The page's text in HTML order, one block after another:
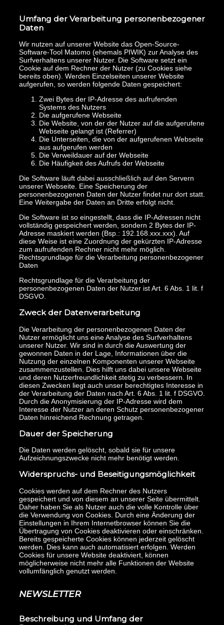
Impressum
Umfang der Verarbeitung personenbezogener
Daten
Wir nutzen auf unserer Website das Open-Source-
Software-Tool Matomo (ehemals PIWIK) zur Analyse des
Surfverhaltens unserer Nutzer. Die Software setzt ein
Cookie auf dem Rechner der Nutzer (zu Cookies siehe
bereits oben). Werden Einzelseiten unserer Website
aufgerufen, so werden folgende Daten gespeichert:
Zwei Bytes der IP-Adresse des aufrufenden
Systems des Nutzers
Die aufgerufene Webseite
Die Website, von der der Nutzer auf die aufgerufene
Webseite gelangt ist (Referrer)
Die Unterseiten, die von der aufgerufenen Webseite
aus aufgerufen werden
Die Verweildauer auf der Webseite
Die Häufigkeit des Aufrufs der Webseite
Die Software läuft dabei ausschließlich auf den Servern
unserer Webseite. Eine Speicherung der
personenbezogenen Daten der Nutzer findet nur dort statt.
Eine Weitergabe der Daten an Dritte erfolgt nicht.
Die Software ist so eingestellt, dass die IP-Adressen nicht
vollständig gespeichert werden, sondern 2 Bytes der IP-
Adresse maskiert werden (Bsp.: 192.168.xxx.xxx). Auf
diese Weise ist eine Zuordnung der gekürzten IP-Adresse
zum aufrufenden Rechner nicht mehr möglich.
Rechtsgrundlage für die Verarbeitung personenbezogener
Daten
Rechtsgrundlage für die Verarbeitung der
personenbezogenen Daten der Nutzer ist Art. 6 Abs. 1 lit. f
DSGVO.
Zweck der Datenverarbeitung
Die Verarbeitung der personenbezogenen Daten der
Nutzer ermöglicht uns eine Analyse des Surfverhaltens
unserer Nutzer. Wir sind in durch die Auswertung der
gewonnen Daten in der Lage, Informationen über die
Nutzung der einzelnen Komponenten unserer Webseite
zusammenzustellen. Dies hilft uns dabei unsere Webseite
und deren Nutzerfreundlichkeit stetig zu verbessern. In
diesen Zwecken liegt auch unser berechtigtes Interesse in
der Verarbeitung der Daten nach Art. 6 Abs. 1 lit. f DSGVO.
Durch die Anonymisierung der IP-Adresse wird dem
Interesse der Nutzer an deren Schutz personenbezogener
Daten hinreichend Rechnung getragen.
Dauer der Speicherung
Die Daten werden gelöscht, sobald sie für unsere
Aufzeichnungszwecke nicht mehr benötigt werden.
Widerspruchs- und Beseitigungsmöglichkeit
Cookies werden auf dem Rechner des Nutzers
gespeichert und von diesem an unserer Seite übermittelt.
Daher haben Sie als Nutzer auch die volle Kontrolle über
die Verwendung von Cookies. Durch eine Änderung der
Einstellungen in Ihrem Internetbrowser können Sie die
Übertragung von Cookies deaktivieren oder einschränken.
Bereits gespeicherte Cookies können jederzeit gelöscht
werden. Dies kann auch automatisiert erfolgen. Werden
Cookies für unsere Website deaktiviert, können
möglicherweise nicht mehr alle Funktionen der Website
vollumfänglich genutzt werden.
NEWSLETTER
Beschreibung und Umfang der